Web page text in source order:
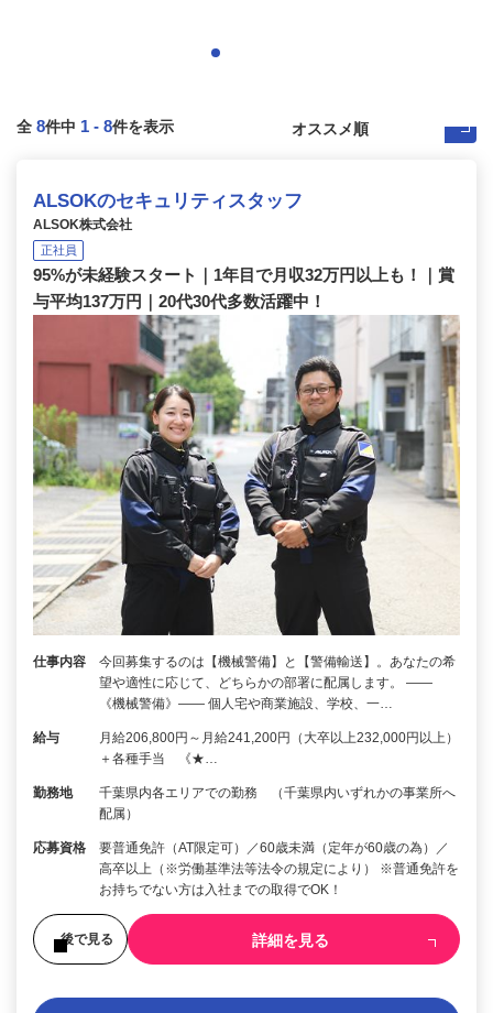
全 8件中 1 - 8件を表示
ALSOKのセキュリティスタッフ
ALSOK株式会社
正社員
95%が未経験スタート｜1年目で月収32万円以上も！｜賞
与平均137万円｜20代30代多数活躍中！
仕事内容
今回募集するのは【機械警備】と【警備輸送】。あなたの希
望や適性に応じて、どちらかの部署に配属します。 ――
《機械警備》―― 個人宅や商業施設、学校、一…
給与
月給206,800円～月給241,200円（大卒以上232,000円以上）
＋各種手当 《★…
勤務地
千葉県内各エリアでの勤務 （千葉県内いずれかの事業所へ
配属）
応募資格
要普通免許（AT限定可）／60歳未満（定年が60歳の為）／
高卒以上（※労働基準法等法令の規定により） ※普通免許を
お持ちでない方は入社までの取得でOK！
後で見る 詳細を見る